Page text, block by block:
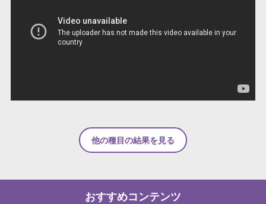
他の種目の結果を見る
おすすめコンテンツ